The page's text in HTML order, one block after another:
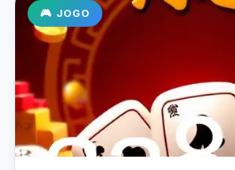
🎮 JOGO